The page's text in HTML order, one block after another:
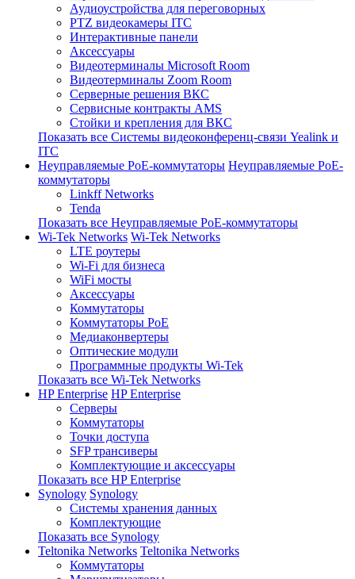
Аудиоустройства для переговорных
PTZ видеокамеры ITC
Интерактивные панели
Аксессуары
Видеотерминалы Microsoft Room
Видеотерминалы Zoom Room
Серверные решения ВКС
Сервисные контракты AMS
Стойки и крепления для ВКС
Показать все Системы видеоконференц-связи Yealink и
ITC
Неуправляемые PoE-коммутаторы Неуправляемые PoE-
коммутаторы
Linkff Networks
Tenda
Показать все Неуправляемые PoE-коммутаторы
Wi-Tek Networks Wi-Tek Networks
LTE роутеры
Wi-Fi для бизнеса
WiFi мосты
Аксессуары
Коммутаторы
Коммутаторы PoE
Медиаконвертеры
Оптические модули
Программные продукты Wi-Tek
Показать все Wi-Tek Networks
HP Enterprise HP Enterprise
Серверы
Коммутаторы
Точки доступа
SFP трансиверы
Комплектующие и аксессуары
Показать все HP Enterprise
Synology Synology
Системы хранения данных
Комплектующие
Показать все Synology
Teltonika Networks Teltonika Networks
Коммутаторы